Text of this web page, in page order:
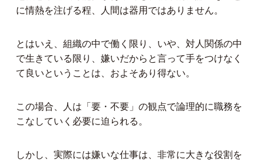
に情熱を注げる程、人間は器用ではありません。
とはいえ、組織の中で働く限り、いや、対人関係の中
で生きている限り、嫌いだからと言って手をつけなく
て良いということは、およそあり得ない。
この場合、人は「要・不要」の観点で論理的に職務を
こなしていく必要に迫られる。
しかし、実際には嫌いな仕事は、非常に大きな役割を